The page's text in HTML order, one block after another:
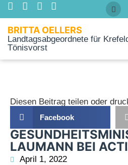
BRITTA OELLERS
Landtagsabgeordnete für
Tönisvorst
LAUMANN BEI
April 1, 2022
Diesen Beitrag teilen oder
Facebook